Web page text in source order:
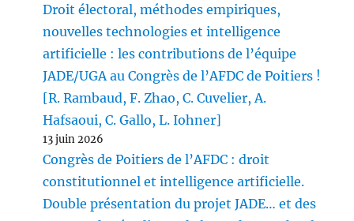
Droit électoral, méthodes empiriques,
nouvelles technologies et intelligence
artificielle : les contributions de l’équipe
JADE/UGA au Congrès de l’AFDC de Poitiers !
[R. Rambaud, F. Zhao, C. Cuvelier, A.
Hafsaoui, C. Gallo, L. Iohner]
13 juin 2026
Congrès de Poitiers de l’AFDC : droit
constitutionnel et intelligence artificielle.
Double présentation du projet JADE… et des